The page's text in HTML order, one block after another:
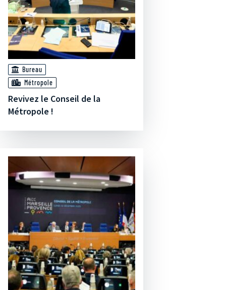
Bureau
Métropole
Revivez le Conseil de la
Métropole !